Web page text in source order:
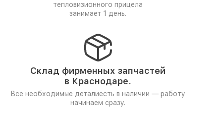
тепловизионного прицела
занимает 1 день.
Склад фирменных запчастей
в Краснодаре.
Все необходимые деталиесть в наличии — работу
начинаем сразу.